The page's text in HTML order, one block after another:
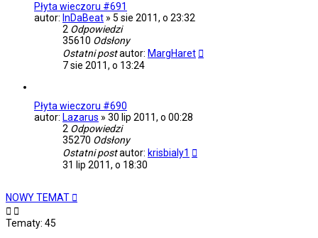
Płyta wieczoru #691
autor: InDaBeat » 5 sie 2011, o 23:32
2 Odpowiedzi
35610 Odsłony
Ostatni postautor: MargHaret
7 sie 2011, o 13:24
Płyta wieczoru #690
autor: Lazarus » 30 lip 2011, o 00:28
2 Odpowiedzi
35270 Odsłony
Ostatni postautor: krisbialy1
31 lip 2011, o 18:30
NOWY TEMAT
Tematy: 45